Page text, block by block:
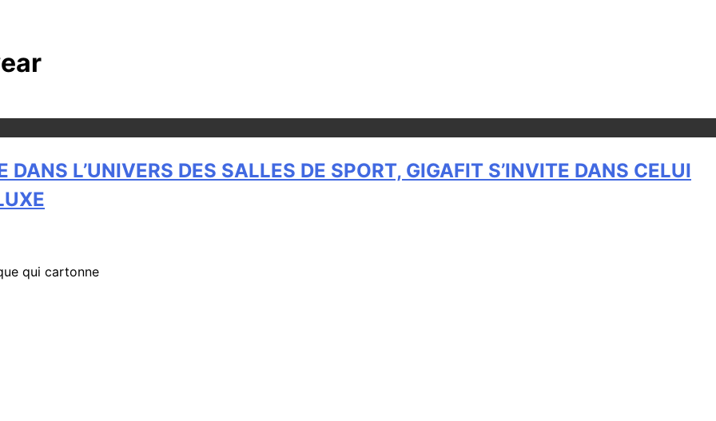
L’UNIVERS DES SALLES DE SPORT, GIGAFIT S’INVITE DANS CELUI
qui cartonne